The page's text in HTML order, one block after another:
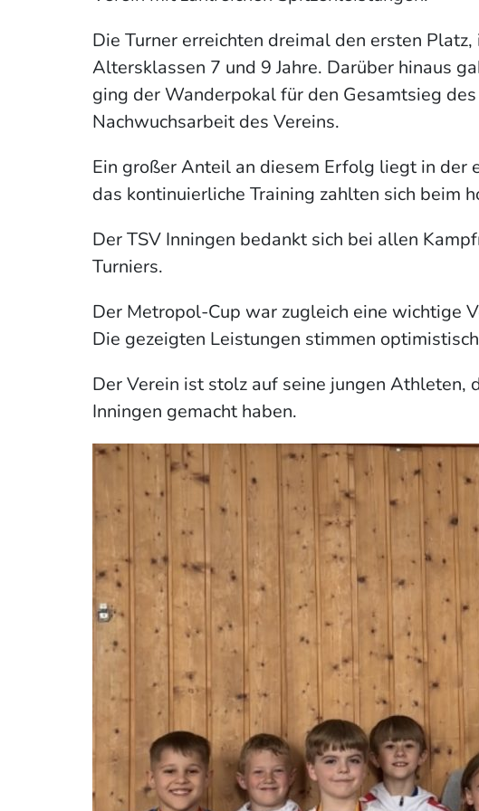
Die Turner erreichten dreimal den ersten
Altersklassen 7 und 9 Jahre. Darüber hinaus
ging der Wanderpokal für den Gesamtsieg
Nachwuchsarbeit des Vereins.
Ein großer Anteil an diesem Erfolg liegt in der
das kontinuierliche Training zahlten sich beim
Der TSV Inningen bedankt sich bei allen
Turniers.
Der Metropol-Cup war zugleich eine wichtige
Die gezeigten Leistungen stimmen
Der Verein ist stolz auf seine jungen Athleten,
Inningen gemacht haben.